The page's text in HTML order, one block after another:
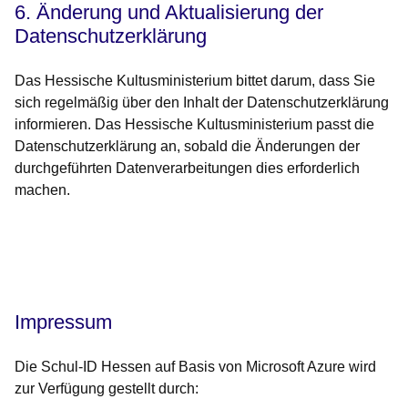
6. Änderung und Aktualisierung der
Datenschutzerklärung
Das Hessische Kultusministerium bittet darum, dass Sie
sich regelmäßig über den Inhalt der Datenschutzerklärung
informieren. Das Hessische Kultusministerium passt die
Datenschutzerklärung an, sobald die Änderungen der
durchgeführten Datenverarbeitungen dies erforderlich
machen.
Impressum
Die Schul-ID Hessen auf Basis von Microsoft Azure wird
zur Verfügung gestellt durch: